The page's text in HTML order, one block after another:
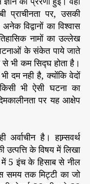
प्राचीनता पर, उसकी
विद्वानों का विश्वास
नामों का उल्लेख
के संकेत पाये जाते
भी कम सिद्घ होता है।
दम नही है, क्योंकि वेदों
भी ऐसी घटना का
पर यह आक्षेप
है। हाम्र्सवर्थ
उत्पत्ति के विषय में लिखा
में 5 इंच के हिसाब से नील
समय तक मिट्टी का जो